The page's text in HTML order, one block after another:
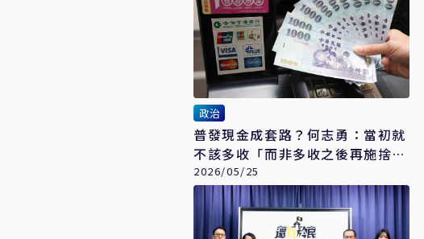
政治
普發現金成套路？何志勇：當初就
不該多收「而非多收之後再施捨民
眾」
2026/05/25